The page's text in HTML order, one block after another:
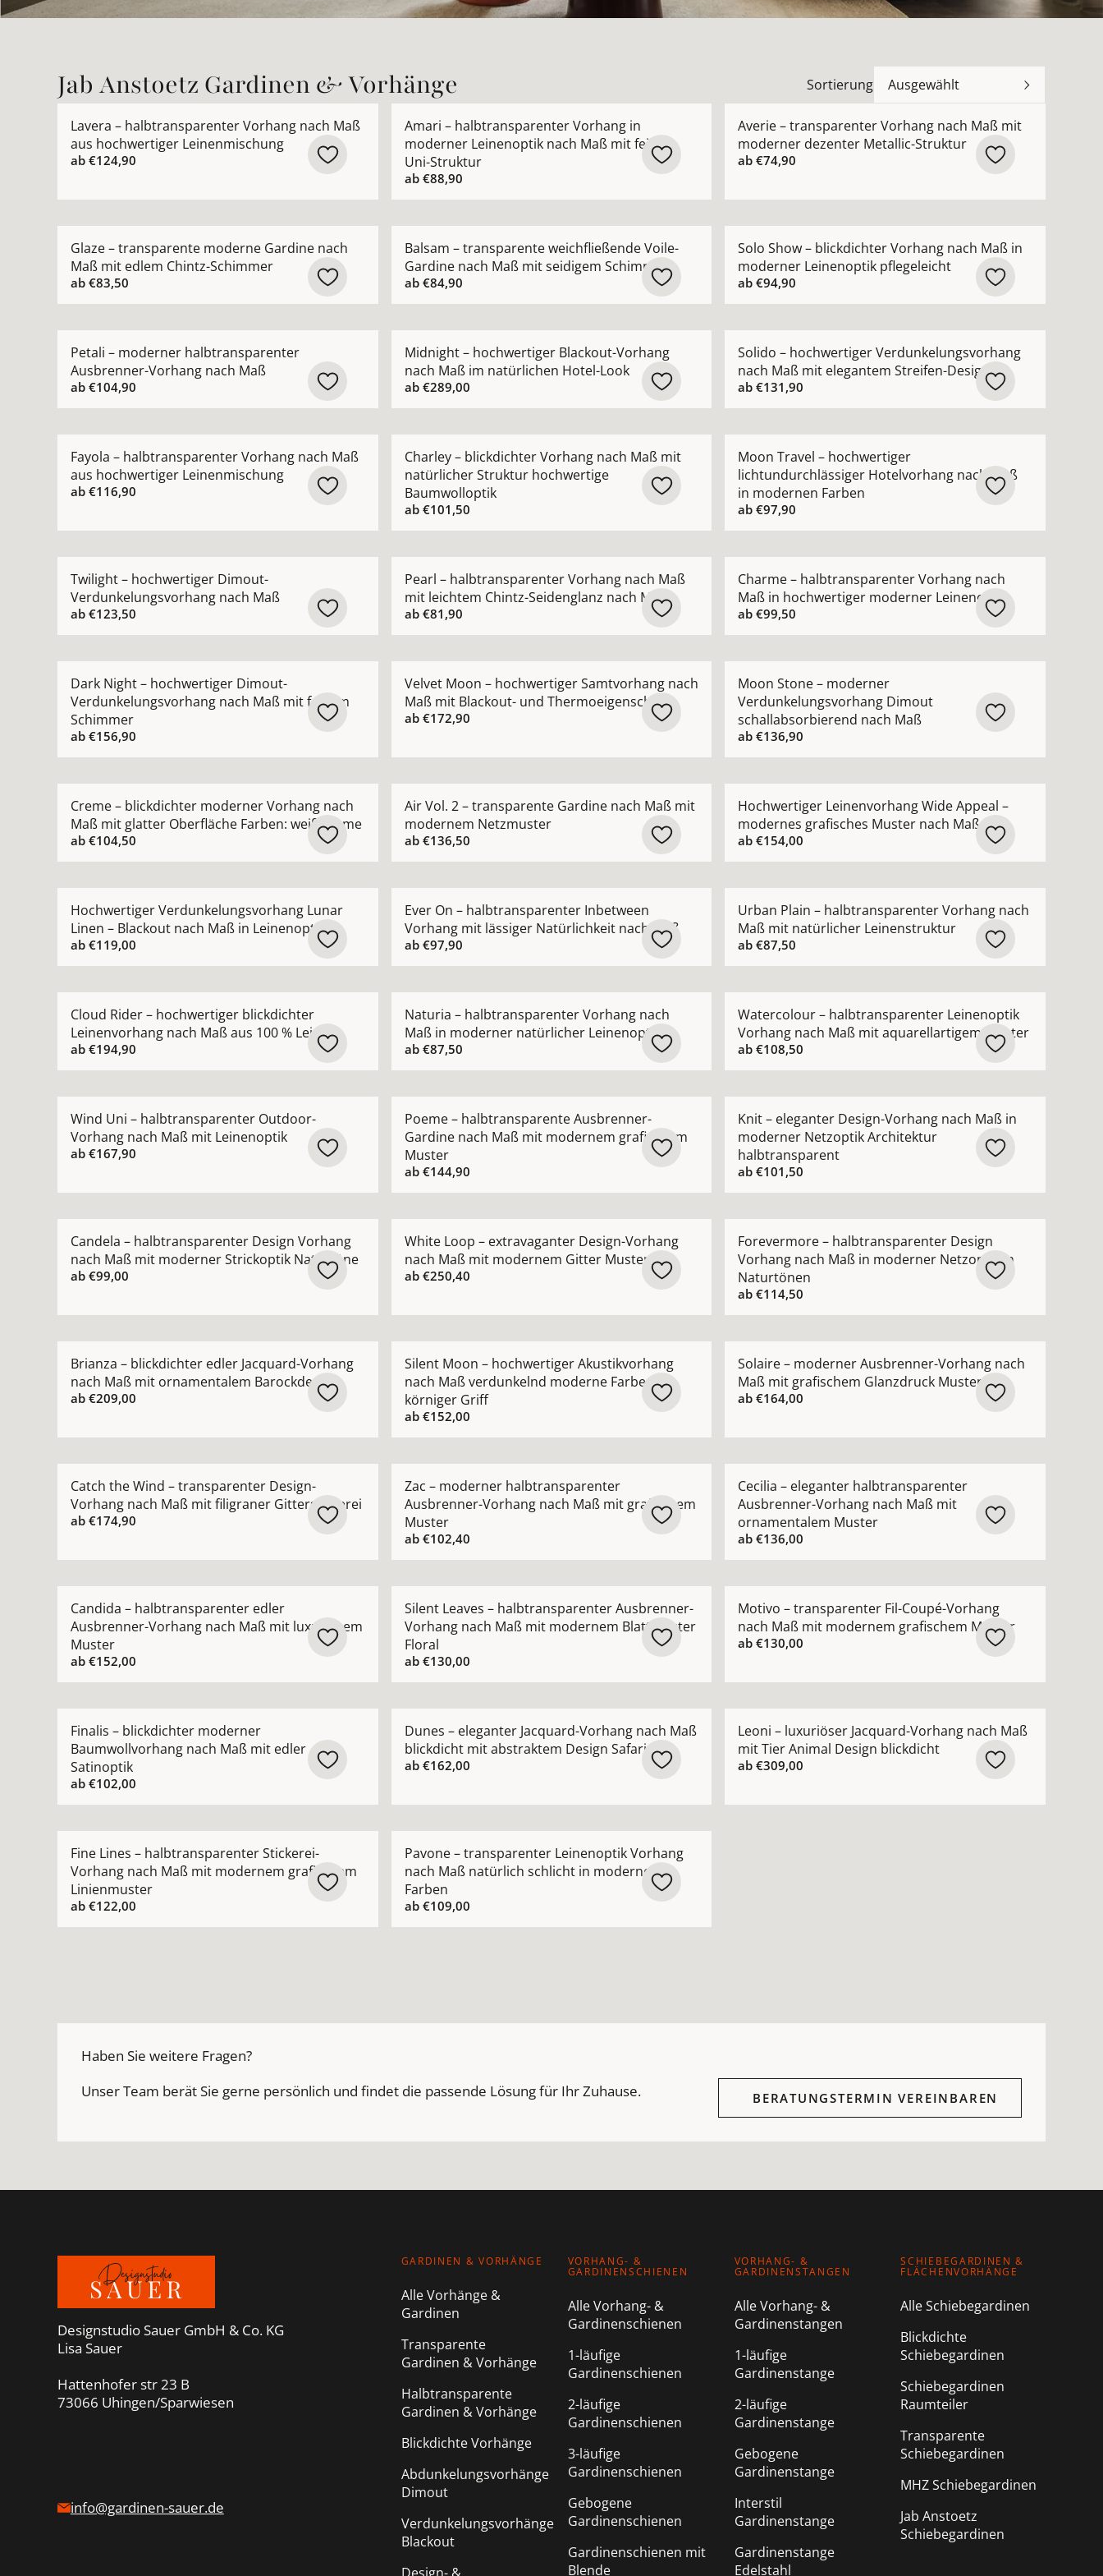
Jab Anstoetz Gardinen & Vorhänge Sortierung Ausgewählt
Lavera – halbtransparenter Vorhang nach Maß
aus hochwertiger Leinenmischung
ab €124,90
Amari – halbtransparenter Vorhang in
moderner Leinenoptik nach Maß mit feiner
Uni-Struktur
ab €88,90
Averie – transparenter Vorhang nach Maß mit
moderner dezenter Metallic-Struktur
ab€74,90
Glaze – transparente moderne Gardine nach
Maß mit edlem Chintz-Schimmer
ab €83,50
Balsam – transparente weichfließende Voile-
Gardine nach Maß mit seidigem Schimmer
ab €84,90
Solo Show – blickdichter Vorhang nach Maß in
moderner Leinenoptik pflegeleicht
ab€94,90
Petali – moderner halbtransparenter
Ausbrenner-Vorhang nach Maß
ab €104,90
Midnight – hochwertiger Blackout-Vorhang
nach Maß im natürlichen Hotel-Look
ab €289,00
Solido – hochwertiger Verdunkelungsvorhang
nach Maß mit elegantem Streifen-Design
ab€131,90
Fayola – halbtransparenter Vorhang nach Maß
aus hochwertiger Leinenmischung
ab €116,90
Charley – blickdichter Vorhang nach Maß mit
natürlicher Struktur hochwertige
Baumwolloptik
ab €101,50
Moon Travel – hochwertiger
lichtundurchlässiger Hotelvorhang nach Maß
in modernen Farben
ab€97,90
Twilight – hochwertiger Dimout-
Verdunkelungsvorhang nach Maß
ab €123,50
Pearl – halbtransparenter Vorhang nach Maß
mit leichtem Chintz-Seidenglanz nach Maß
ab €81,90
Charme – halbtransparenter Vorhang nach
Maß in hochwertiger moderner Leinenoptik
ab€99,50
Dark Night – hochwertiger Dimout-
Verdunkelungsvorhang nach Maß mit feinem
Schimmer
ab €156,90
Velvet Moon – hochwertiger Samtvorhang nach
Maß mit Blackout- und Thermoeigenschaft
ab €172,90
Moon Stone – moderner
Verdunkelungsvorhang Dimout
schallabsorbierend nach Maß
ab€136,90
Creme – blickdichter moderner Vorhang nach
Maß mit glatter Oberfläche Farben: weiß creme
ab €104,50
Air Vol. 2 – transparente Gardine nach Maß mit
modernem Netzmuster
ab €136,50
Hochwertiger Leinenvorhang Wide Appeal –
modernes grafisches Muster nach Maß
ab€154,00
Hochwertiger Verdunkelungsvorhang Lunar
Linen – Blackout nach Maß in Leinenoptik
ab €119,00
Ever On – halbtransparenter Inbetween
Vorhang mit lässiger Natürlichkeit nach Maß
ab €97,90
Urban Plain – halbtransparenter Vorhang nach
Maß mit natürlicher Leinenstruktur
ab€87,50
Cloud Rider – hochwertiger blickdichter
Leinenvorhang nach Maß aus 100 % Leinen
ab €194,90
Naturia – halbtransparenter Vorhang nach
Maß in moderner natürlicher Leinenoptik
ab €87,50
Watercolour – halbtransparenter Leinenoptik
Vorhang nach Maß mit aquarellartigem Muster
ab€108,50
Wind Uni – halbtransparenter Outdoor-
Vorhang nach Maß mit Leinenoptik
ab €167,90
Poeme – halbtransparente Ausbrenner-
Gardine nach Maß mit modernem grafischem
Muster
ab €144,90
Knit – eleganter Design-Vorhang nach Maß in
moderner Netzoptik Architektur
halbtransparent
ab€101,50
Candela – halbtransparenter Design Vorhang
nach Maß mit moderner Strickoptik Naturtöne
ab €99,00
White Loop – extravaganter Design-Vorhang
nach Maß mit modernem Gitter Muster
ab €250,40
Forevermore – halbtransparenter Design
Vorhang nach Maß in moderner Netzoptik in
Naturtönen
ab€114,50
Brianza – blickdichter edler Jacquard-Vorhang
nach Maß mit ornamentalem Barockdesign
ab €209,00
Silent Moon – hochwertiger Akustikvorhang
nach Maß verdunkelnd moderne Farben
körniger Griff
ab €152,00
Solaire – moderner Ausbrenner-Vorhang nach
Maß mit grafischem Glanzdruck Muster
ab€164,00
Catch the Wind – transparenter Design-
Vorhang nach Maß mit filigraner Gitterstickerei
ab €174,90
Zac – moderner halbtransparenter
Ausbrenner-Vorhang nach Maß mit grafischem
Muster
ab €102,40
Cecilia – eleganter halbtransparenter
Ausbrenner-Vorhang nach Maß mit
ornamentalem Muster
ab€136,00
Candida – halbtransparenter edler
Ausbrenner-Vorhang nach Maß mit luxuriösem
Muster
ab €152,00
Silent Leaves – halbtransparenter Ausbrenner-
Vorhang nach Maß mit modernem Blattmuster
Floral
ab €130,00
Motivo – transparenter Fil-Coupé-Vorhang
nach Maß mit modernem grafischem Muster
ab€130,00
Finalis – blickdichter moderner
Baumwollvorhang nach Maß mit edler
Satinoptik
ab €102,00
Dunes – eleganter Jacquard-Vorhang nach Maß
blickdicht mit abstraktem Design Safari
ab €162,00
Leoni – luxuriöser Jacquard-Vorhang nach Maß
mit Tier Animal Design blickdicht
ab€309,00
Fine Lines – halbtransparenter Stickerei-
Vorhang nach Maß mit modernem grafischem
Linienmuster
ab €122,00
Pavone – transparenter Leinenoptik Vorhang
nach Maß natürlich schlicht in modernen
Farben
ab €109,00
Haben Sie weitere Fragen?
Unser Team berät Sie gerne persönlich und findet die passende Lösung für Ihr Zuhause.
BERATUNGSTERMIN VEREINBAREN
Designstudio Sauer GmbH & Co. KG
Lisa Sauer
Hattenhofer str 23 B
73066 Uhingen/Sparwiesen
info@gardinen-sauer.de
GARDINEN & VORHÄNGE
Alle Vorhänge &
Gardinen
Transparente
Gardinen & Vorhänge
Halbtransparente
Gardinen & Vorhänge
Blickdichte Vorhänge
Abdunkelungsvorhänge
Dimout
Verdunkelungsvorhänge
Blackout
VORHANG- &
GARDINENSCHIENEN
Alle Vorhang- &
Gardinenschienen
1-läufige
Gardinenschienen
2-läufige
Gardinenschienen
3-läufige
Gardinenschienen
Gebogene
Gardinenschienen
Gardinenschienen mit
Blende
VORHANG- &
GARDINENSTANGEN
Alle Vorhang- &
Gardinenstangen
1-läufige
Gardinenstange
2-läufige
Gardinenstange
Gebogene
Gardinenstange
Interstil
Gardinenstange
Gardinenstange
Edelstahl
SCHIEBEGARDINEN &
FLÄCHENVORHÄNGE
Alle Schiebegardinen
Blickdichte
Schiebegardinen
Schiebegardinen
Raumteiler
Transparente
Schiebegardinen
MHZ Schiebegardinen
Jab Anstoetz
Schiebegardinen